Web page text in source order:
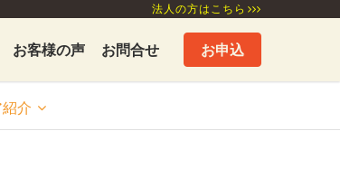
法人の方はこちら
お客様の声 お問合せ お申込
紹介